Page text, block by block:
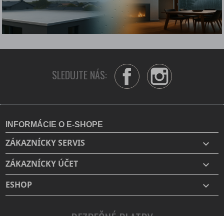
SLEDUJTE NÁS: FacebookInstagram
INFORMÁCIE O E-SHOPE
ZÁKAZNÍCKY SERVIS 
ZÁKAZNÍCKY ÚČET 
ESHOP 